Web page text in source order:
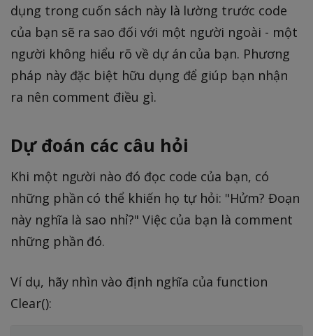
dụng trong cuốn sách này là lường trước code
của bạn sẽ ra sao đối với một người ngoài - một
người không hiểu rõ về dự án của bạn. Phương
pháp này đặc biệt hữu dụng để giúp bạn nhận
ra nên comment điều gì.
Dự đoán các câu hỏi
Khi một người nào đó đọc code của bạn, có
những phần có thể khiến họ tự hỏi: "Hửm? Đoạn
này nghĩa là sao nhỉ?" Việc của bạn là comment
những phần đó.
Ví dụ, hãy nhìn vào định nghĩa của function
Clear():